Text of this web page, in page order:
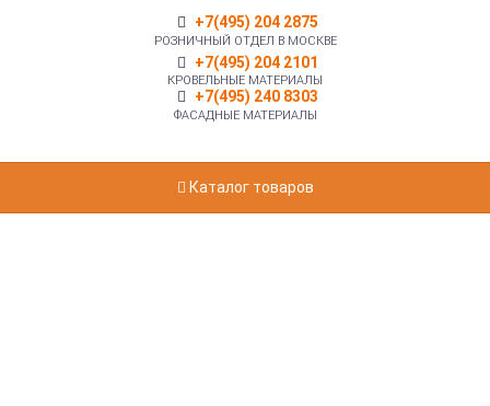
+7(495) 204 2875
РОЗНИЧНЫЙ ОТДЕЛ В МОСКВЕ
+7(495) 204 2101
КРОВЕЛЬНЫЕ МАТЕРИАЛЫ
+7(495) 240 8303
ФАСАДНЫЕ МАТЕРИАЛЫ
Каталог товаров